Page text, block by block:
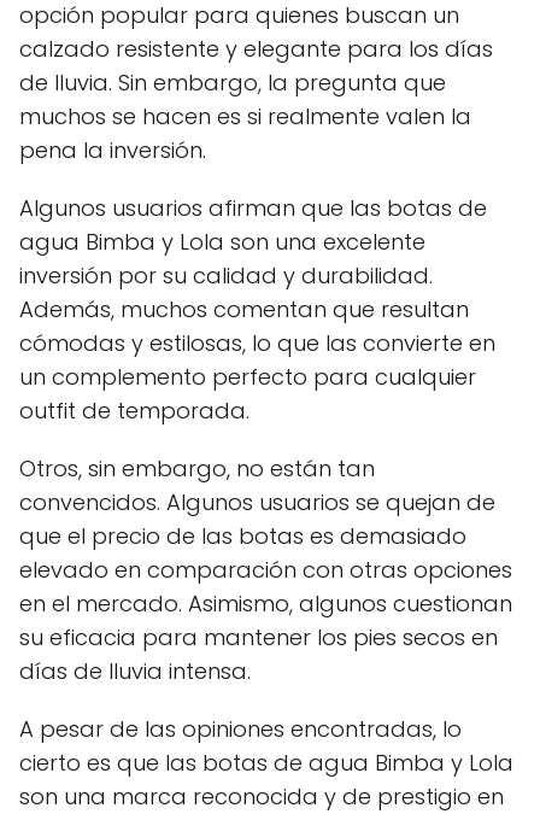
opción popular para quienes buscan un
calzado resistente y elegante para los días
de lluvia. Sin embargo, la pregunta que
muchos se hacen es si realmente valen la
pena la inversión.
Algunos usuarios afirman que las botas de
agua Bimba y Lola son una excelente
inversión por su calidad y durabilidad.
Además, muchos comentan que resultan
cómodas y estilosas, lo que las convierte en
un complemento perfecto para cualquier
outfit de temporada.
Otros, sin embargo, no están tan
convencidos. Algunos usuarios se quejan de
que el precio de las botas es demasiado
elevado en comparación con otras opciones
en el mercado. Asimismo, algunos cuestionan
su eficacia para mantener los pies secos en
días de lluvia intensa.
A pesar de las opiniones encontradas, lo
cierto es que las botas de agua Bimba y Lola
son una marca reconocida y de prestigio en